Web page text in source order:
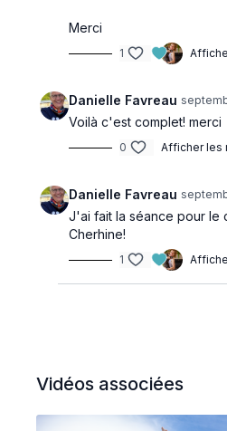
Merci
1
Danielle Favreau
Voilà c'est complet! merci
0 Afficher les
Danielle Favreau
J'ai fait la séance pour le
Cherhine!
1
Vidéos associées